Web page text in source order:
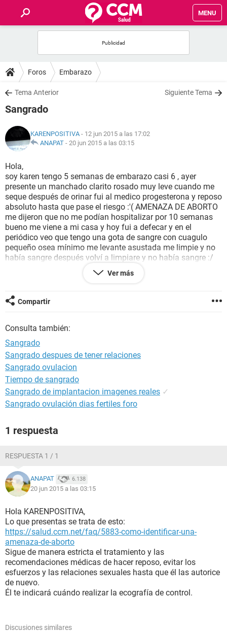
MENU
FOROS
SALUD
FAMILIA
NUTRICIÓN
BIENESTAR
SEXUALIDAD
GLOSARIO
Foros Embarazo
Tema Anterior Siguiente Tema
Sangrado
KARENPOSITIVA- 12 jun 2015 a las 17:02
ANAPAT - 20 jun 2015 a las 03:15
Hola,
soy karen tengo 5 semanas de embarazo casi 6 , ayer
presente un manchado clarito rosado muy leve cuando me
seque después de orinar fui al medico progesterona y reposo
absoluto hasta que pase el riesgo :'( AMENAZA DE ABORTO
me dijeron que no me podían hospitalizar por 10 semanas
bueno me viene a mi casa y hoy fui a defecar y en el
periódico veo que tengo una gota de sangre con cuagulo
pequeño osea mínimo me levante asustada me limpie y no
había sangre después volví a limpiare y no había sangre :/
fui a orinar y no había sangre me tranquilize pero mi
pregunta es ¿EL EMBRIÓN ESTARÁ BIEN? o debería hacerme
Ver más
Compartir
Consulta también:
Sangrado
Sangrado despues de tener relaciones
Sangrado ovulacion
Tiempo de sangrado
Sangrado de implantacion imagenes reales ✓
Sangrado ovulación dias fertiles foro
1 respuesta
RESPUESTA 1 / 1
ANAPAT 6.138
20 jun 2015 a las 03:15
Hola KARENPOSITIVA,
Lo que presentas se trata de esto:
https://salud.ccm.net/faq/5883-como-identificar-una-
amenaza-de-aborto
Sigue de manera estricta el tratamiento y las
recomendaciones médicas de hacer reposo, evitar los
esfuerzos y las relaciones sexuales hasta que él las autorice
de nuevo.
Él te indicará cuándo realizar la ecografía de control.
Discusiones similares